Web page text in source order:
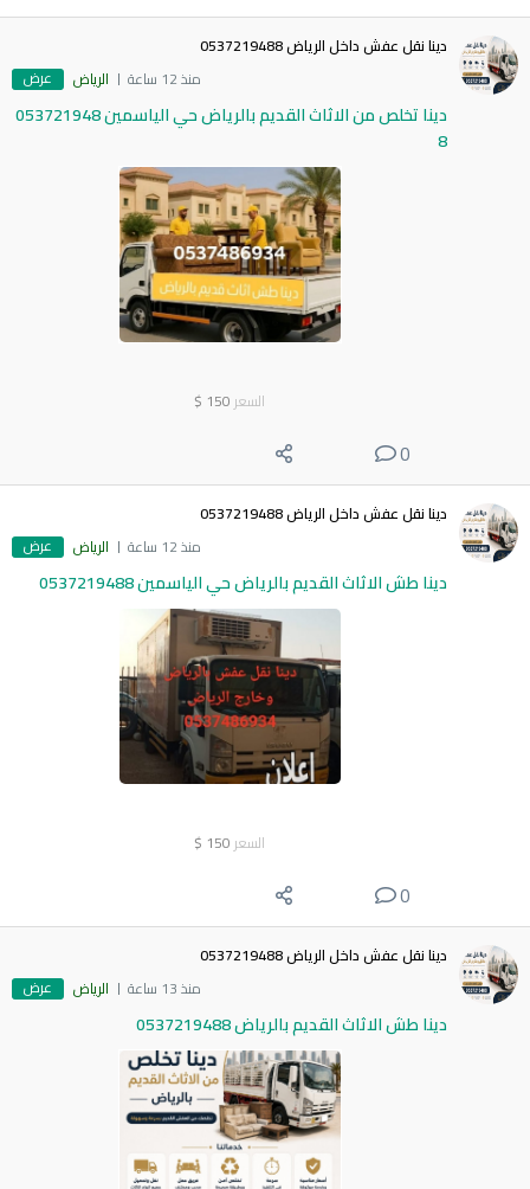
دينا نقل عفش داخل الرياض 0537219488
منذ 12 ساعة
الرياض عرض
دينا تخلص من الاثاث القديم بالرياض حي الياسمين 053721948
8
السعر 150
$
0
دينا نقل عفش داخل الرياض 0537219488
منذ 12 ساعة
الرياض عرض
دينا طش الاثاث القديم بالرياض حي الياسمين 0537219488
السعر 150
$
0
دينا نقل عفش داخل الرياض 0537219488
منذ 13 ساعة
الرياض عرض
دينا طش الاثاث القديم بالرياض 0537219488